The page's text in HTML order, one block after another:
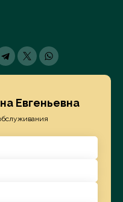
Евгеньевна